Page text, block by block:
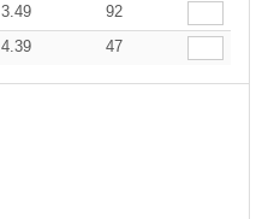
3.49
92
4.39 47